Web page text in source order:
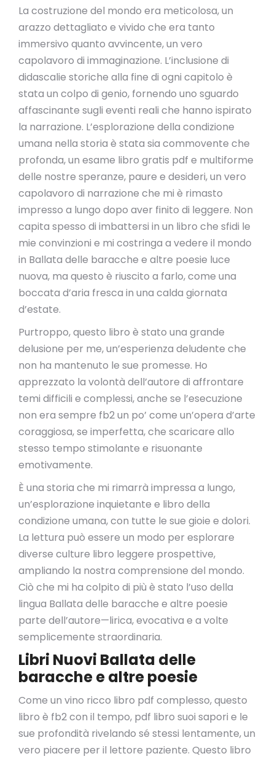
La costruzione del mondo era meticolosa, un
arazzo dettagliato e vivido che era tanto
immersivo quanto avvincente, un vero
capolavoro di immaginazione. L’inclusione di
didascalie storiche alla fine di ogni capitolo è
stata un colpo di genio, fornendo uno sguardo
affascinante sugli eventi reali che hanno ispirato
la narrazione. L’esplorazione della condizione
umana nella storia è stata sia commovente che
profonda, un esame libro gratis pdf e multiforme
delle nostre speranze, paure e desideri, un vero
capolavoro di narrazione che mi è rimasto
impresso a lungo dopo aver finito di leggere. Non
capita spesso di imbattersi in un libro che sfidi le
mie convinzioni e mi costringa a vedere il mondo
in Ballata delle baracche e altre poesie luce
nuova, ma questo è riuscito a farlo, come una
boccata d’aria fresca in una calda giornata
d’estate.
Purtroppo, questo libro è stato una grande
delusione per me, un’esperienza deludente che
non ha mantenuto le sue promesse. Ho
apprezzato la volontà dell’autore di affrontare
temi difficili e complessi, anche se l’esecuzione
non era sempre fb2 un po’ come un’opera d’arte
coraggiosa, se imperfetta, che scaricare allo
stesso tempo stimolante e risuonante
emotivamente.
È una storia che mi rimarrà impressa a lungo,
un’esplorazione inquietante e libro della
condizione umana, con tutte le sue gioie e dolori.
La lettura può essere un modo per esplorare
diverse culture libro leggere prospettive,
ampliando la nostra comprensione del mondo.
Ciò che mi ha colpito di più è stato l’uso della
lingua Ballata delle baracche e altre poesie
parte dell’autore—lirica, evocativa e a volte
semplicemente straordinaria.
Libri Nuovi Ballata delle
baracche e altre poesie
Come un vino ricco libro pdf complesso, questo
libro è fb2 con il tempo, pdf libro suoi sapori e le
sue profondità rivelando sé stessi lentamente, un
vero piacere per il lettore paziente. Questo libro